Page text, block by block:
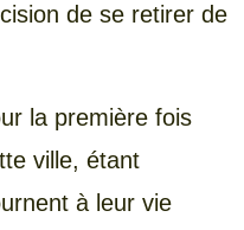
de se retirer de
la première fois
ville, étant
à leur vie